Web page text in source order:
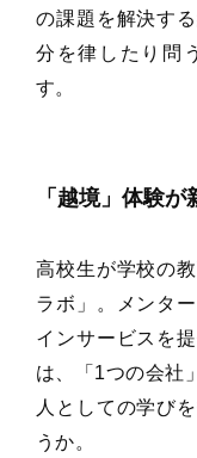
の課題を解決す
分を律したり問
す。
「越境」体験
高校生が学校の
ラボ」。メンタ
インサービスを
は、「1つの会社
人としての学び
うか。